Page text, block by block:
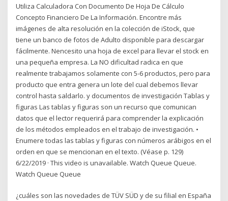
Utiliza Calculadora Con Documento De Hoja De Cálculo
Concepto Financiero De La Información. Encontre más
imágenes de alta resolución en la colección de iStock, que
tiene un banco de fotos de Adulto disponible para descargar
fácilmente. Nencesito una hoja de excel para llevar el stock en
una pequeña empresa. La NO dificultad radica en que
realmente trabajamos solamente con 5-6 productos, pero para
producto que entra genera un lote del cual debemos llevar
control hasta saldarlo. y documentos de investigación Tablas y
figuras Las tablas y figuras son un recurso que comunican
datos que el lector requerirá para comprender la explicación
de los métodos empleados en el trabajo de investigación. •
Enumere todas las tablas y figuras con números arábigos en el
orden en que se mencionan en el texto. (Véase p. 129)
6/22/2019 · This video is unavailable. Watch Queue Queue.
Watch Queue Queue
¿cuáles son las novedades de TÜV SÜD y de su filial en España